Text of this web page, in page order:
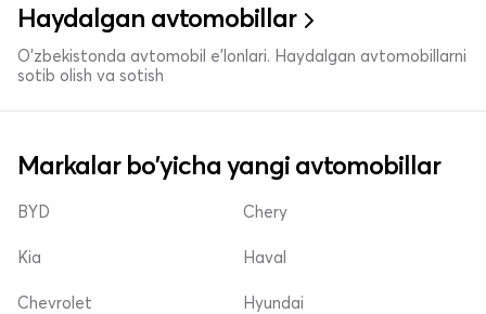
Haydalgan avtomobillar
O'zbekistonda avtomobil e’lonlari. Haydalgan avtomobillarni
sotib olish va sotish
Markalar bo'yicha yangi avtomobillar
BYD
Kia
Chevrolet
Chery
Haval
Hyundai